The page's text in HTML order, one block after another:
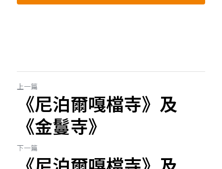
上一篇
《尼泊爾嘎檔寺》及
《金鬘寺》
下一篇